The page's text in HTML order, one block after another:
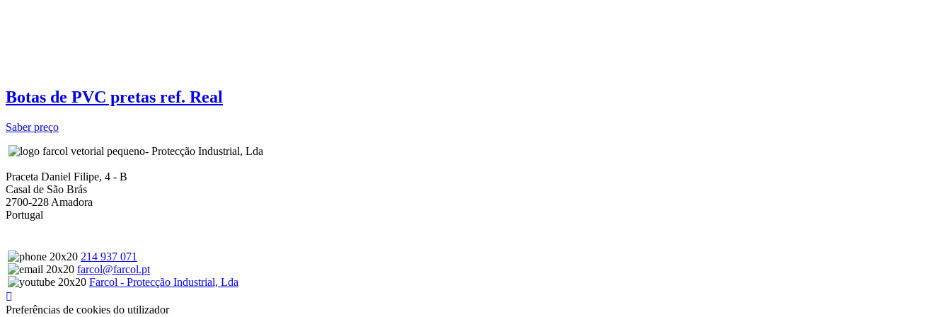
Botas de PVC pretas ref. Real
Saber preço
- Protecção Industrial, Lda
Praceta Daniel Filipe, 4 - B
Casal de São Brás
2700-228 Amadora
Portugal
214 937 071
farcol@farcol.pt
Farcol - Protecção Industrial, Lda
Preferências de cookies do utilizador